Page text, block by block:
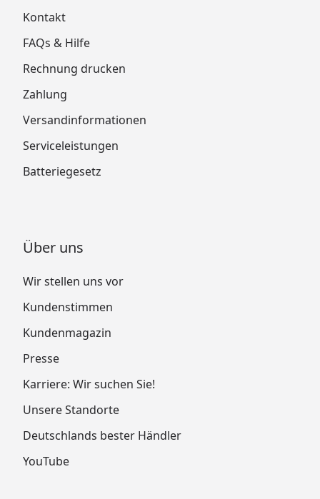
Kontakt
FAQs & Hilfe
Rechnung drucken
Zahlung
Versandinformationen
Serviceleistungen
Batteriegesetz
Über uns
Wir stellen uns vor
Kundenstimmen
Kundenmagazin
Presse
Karriere: Wir suchen Sie!
Unsere Standorte
Deutschlands bester Händler
YouTube